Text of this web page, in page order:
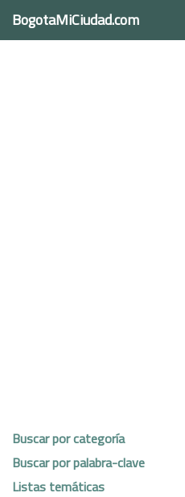
BogotaMiCiudad.com
Buscar por categoría
Buscar por palabra-clave
Listas temáticas